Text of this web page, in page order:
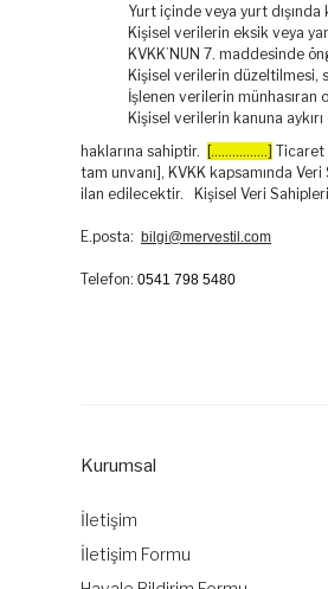
Yurt içinde veya yurt
Kişisel verilerin eksik veya
KVKK’NUN 7. maddesinde
Kişisel verilerin düzeltilmesi,
İşlenen verilerin münhasıran
Kişisel verilerin kanuna
haklarına sahiptir. [................] Ticaret
tam unvanı], KVKK kapsamında
ilan edilecektir. Kişisel Veri
E.posta: bilgi@mervestil.com
Telefon: 0541 798 5480
Kurumsal
İletişim
İletişim Formu